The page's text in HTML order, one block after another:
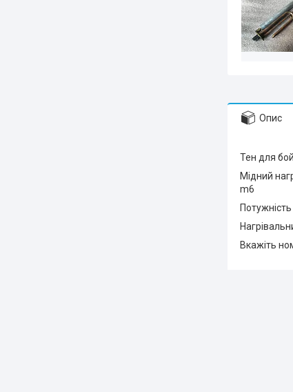
Опис
Тен для
Мідний
m6
Вкажіть